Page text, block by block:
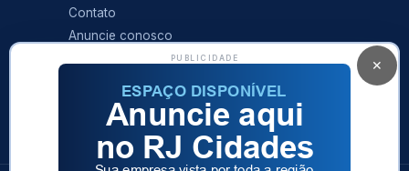
Contato
Anuncie conosco
privacidade
✕
PUBLICIDADE